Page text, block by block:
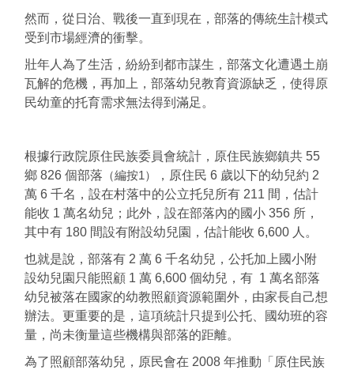
然而，從日治、戰後一直到現在，部落的傳統生計模式
受到市場經濟的衝擊。
壯年人為了生活，紛紛到都市謀生，部落文化遭遇土崩
瓦解的危機，再加上，部落幼兒教育資源缺乏，使得原
民幼童的托育需求無法得到滿足。
根據行政院原住民族委員會統計，原住民族鄉鎮共 55
鄉 826 個部落 （編按1）
，原住民 6 歲以下的幼兒約 2
萬 6 千名，設在村落中的公立托兒所有 211 間，估計
能收 1 萬名幼兒；此外，設在部落內的國小 356 所，
其中有 180 間設有附設幼兒園，估計能收 6,600 人。
也就是說，部落有 2 萬 6 千名幼兒，公托加上國小附
設幼兒園只能照顧 1 萬 6,600 個幼兒，有 1 萬名部落
幼兒被落在國家的幼教照顧資源範圍外，由家長自己想
辦法。更重要的是，這項統計只提到公托、國幼班的容
量，尚未衡量這些機構與部落的距離。
為了照顧部落幼兒，原民會在 2008 年推動「原住民族